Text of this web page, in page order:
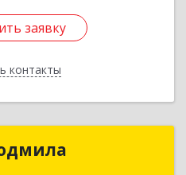
заявку
контакты
заявку
Людмила